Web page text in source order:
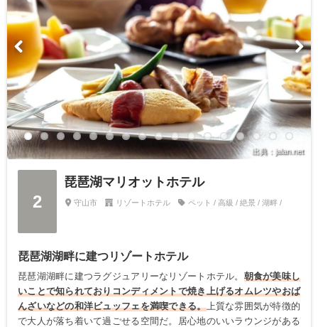
出典：jalan.net
2
琵琶湖マリオットホテル
守山市 リゾートホテル ペット / 高級 / 絶景 / 湖畔 /
琵琶湖湖畔に建つリゾートホテル
琵琶湖湖畔に建つラグジュアリーなリゾートホテル。 朝食が美味し
いことで知られておりコンディメントで焼き上げるオムレツやおば
んざいなどの和洋ビュッフェを満喫できる。上質な雰囲気が特徴的
で大人が落ち着いて過ごせる空間だ。居心地のいいラウンジがある